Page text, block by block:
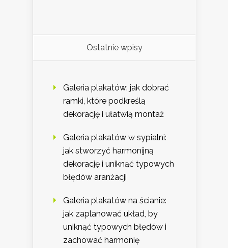
Ostatnie wpisy
Galeria plakatów: jak dobrać
ramki, które podkreślą
dekorację i ułatwią montaż
Galeria plakatów w sypialni:
jak stworzyć harmonijną
dekorację i uniknąć typowych
błędów aranżacji
Galeria plakatów na ścianie:
jak zaplanować układ, by
uniknąć typowych błędów i
zachować harmonię